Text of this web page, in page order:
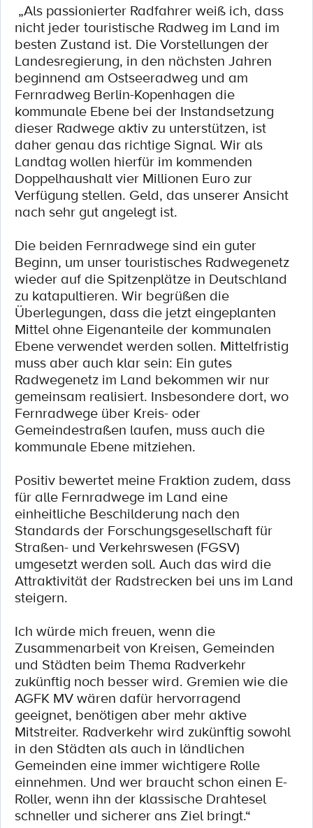
„Als passionierter Radfahrer weiß ich, dass
nicht jeder touristische Radweg im Land im
besten Zustand ist. Die Vorstellungen der
Landesregierung, in den nächsten Jahren
beginnend am Ostseeradweg und am
Fernradweg Berlin-Kopenhagen die
kommunale Ebene bei der Instandsetzung
dieser Radwege aktiv zu unterstützen, ist
daher genau das richtige Signal. Wir als
Landtag wollen hierfür im kommenden
Doppelhaushalt vier Millionen Euro zur
Verfügung stellen. Geld, das unserer Ansicht
nach sehr gut angelegt ist.
Die beiden Fernradwege sind ein guter
Beginn, um unser touristisches Radwegenetz
wieder auf die Spitzenplätze in Deutschland
zu katapultieren. Wir begrüßen die
Überlegungen, dass die jetzt eingeplanten
Mittel ohne Eigenanteile der kommunalen
Ebene verwendet werden sollen. Mittelfristig
muss aber auch klar sein: Ein gutes
Radwegenetz im Land bekommen wir nur
gemeinsam realisiert. Insbesondere dort, wo
Fernradwege über Kreis- oder
Gemeindestraßen laufen, muss auch die
kommunale Ebene mitziehen.
Positiv bewertet meine Fraktion zudem, dass
für alle Fernradwege im Land eine
einheitliche Beschilderung nach den
Standards der Forschungsgesellschaft für
Straßen- und Verkehrswesen (FGSV)
umgesetzt werden soll. Auch das wird die
Attraktivität der Radstrecken bei uns im Land
steigern.
Ich würde mich freuen, wenn die
Zusammenarbeit von Kreisen, Gemeinden
und Städten beim Thema Radverkehr
zukünftig noch besser wird. Gremien wie die
AGFK MV wären dafür hervorragend
geeignet, benötigen aber mehr aktive
Mitstreiter. Radverkehr wird zukünftig sowohl
in den Städten als auch in ländlichen
Gemeinden eine immer wichtigere Rolle
einnehmen. Und wer braucht schon einen E-
Roller, wenn ihn der klassische Drahtesel
schneller und sicherer ans Ziel bringt.“